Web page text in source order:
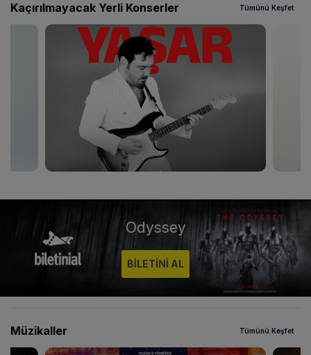
Kaçırılmayacak Yerli Konserler Tümünü Keşfet
Odyssey
BİLETİNİ AL
Müzikaller Tümünü Keşfet